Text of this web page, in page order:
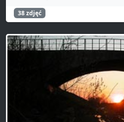
38 zdjęć